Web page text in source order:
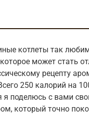
котлеты так
может стать
рецепту
250 калорий на
я поделюсь с вами
который точно